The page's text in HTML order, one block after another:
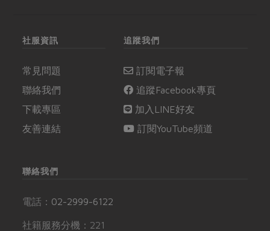
社服資訊
常見問題
聯絡我們
下載專區
友善連結
追蹤我們
訂閱電子報
追蹤Facebook專頁
加入LINE好友
訂閱YouTube頻道
聯絡我們
電話： 02-2999-6122
社籍服務分機：221